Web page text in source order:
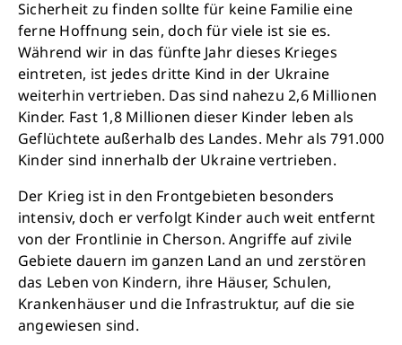
Sicherheit zu finden sollte für keine Familie eine
ferne Hoffnung sein, doch für viele ist sie es.
Während wir in das fünfte Jahr dieses Krieges
eintreten, ist jedes dritte Kind in der Ukraine
weiterhin vertrieben. Das sind nahezu 2,6 Millionen
Kinder. Fast 1,8 Millionen dieser Kinder leben als
Geflüchtete außerhalb des Landes. Mehr als 791.000
Kinder sind innerhalb der Ukraine vertrieben.
Der Krieg ist in den Frontgebieten besonders
intensiv, doch er verfolgt Kinder auch weit entfernt
von der Frontlinie in Cherson. Angriffe auf zivile
Gebiete dauern im ganzen Land an und zerstören
das Leben von Kindern, ihre Häuser, Schulen,
Krankenhäuser und die Infrastruktur, auf die sie
angewiesen sind.
Schließen